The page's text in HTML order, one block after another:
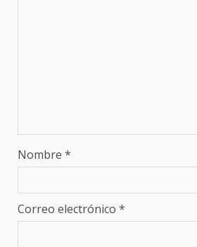
Nombre *
Correo electrónico *